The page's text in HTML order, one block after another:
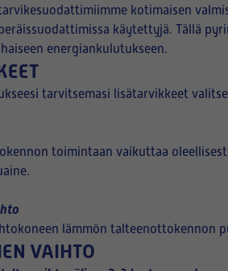
kotimaisen
käytettyjä. Tällä
energiankulutukseen.
tarvitsemasi lisätarvikkeet
toimintaan vaikuttaa
lämmön
VAIHTO